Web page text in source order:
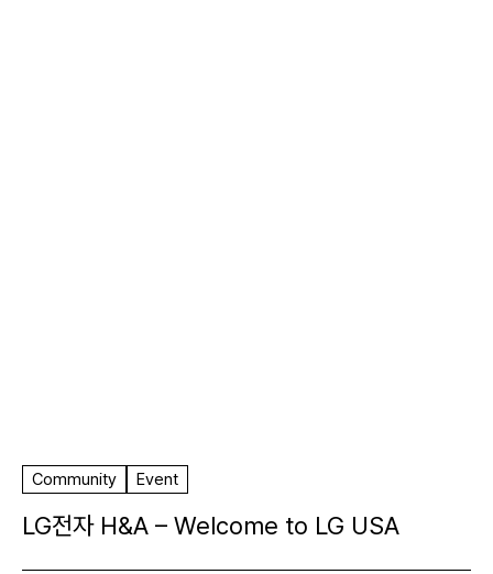
Community Event
LG전자 H&A – Welcome to LG USA